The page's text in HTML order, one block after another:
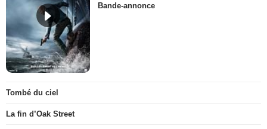
Bande-annonce
Tombé du ciel
La fin d’Oak Street